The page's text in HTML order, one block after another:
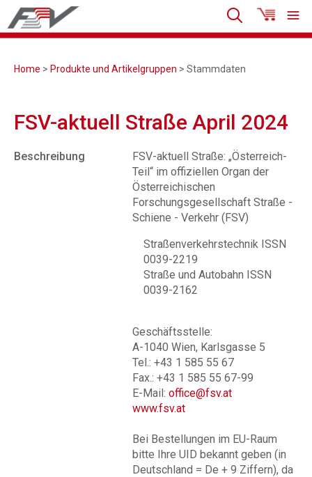
Home > Produkte und Artikelgruppen > Stammdaten
FSV-aktuell Straße April 2024
Beschreibung
FSV-aktuell Straße: „Österreich-
Teil“ im offiziellen Organ der
Österreichischen
Forschungsgesellschaft Straße -
Schiene - Verkehr (FSV)
Straßenverkehrstechnik ISSN
0039-2219
Straße und Autobahn ISSN
0039-2162
Geschäftsstelle:
A-1040 Wien, Karlsgasse 5
Tel.: +43 1 585 55 67
Fax.: +43 1 585 55 67-99
E-Mail: office@fsv.at
www.fsv.at
Bei Bestellungen im EU-Raum
bitte Ihre UID bekannt geben (in
Deutschland = De + 9 Ziffern), da